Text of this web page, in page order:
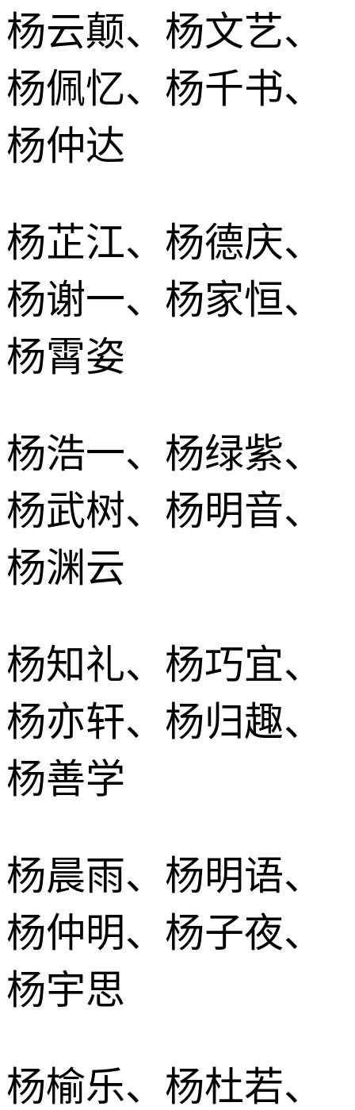
杨云颠、杨文艺、
杨佩忆、杨千书、
杨仲达
杨芷江、杨德庆、
杨谢一、杨家恒、
杨霄姿
杨浩一、杨绿紫、
杨武树、杨明音、
杨渊云
杨知礼、杨巧宜、
杨亦轩、杨归趣、
杨善学
杨晨雨、杨明语、
杨仲明、杨子夜、
杨宇思
杨榆乐、杨杜若、